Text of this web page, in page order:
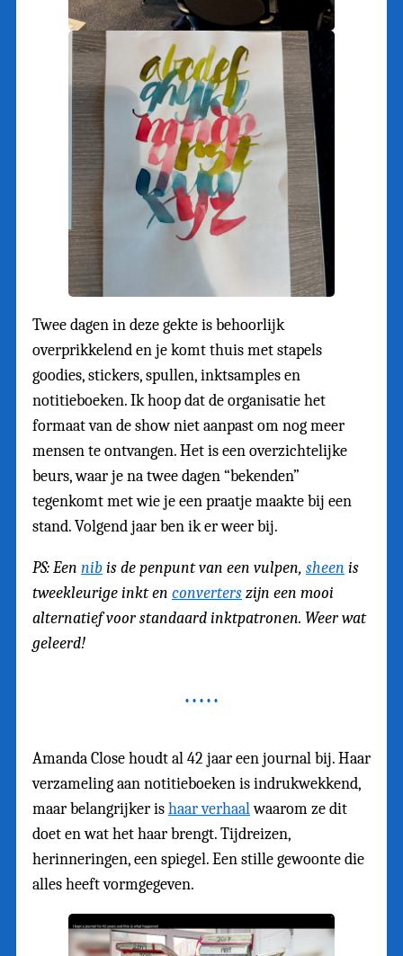
Twee dagen in deze gekte is behoorlijk
overprikkelend en je komt thuis met stapels
goodies, stickers, spullen, inktsamples en
notitieboeken. Ik hoop dat de organisatie het
formaat van de show niet aanpast om nog meer
mensen te ontvangen. Het is een overzichtelijke
beurs, waar je na twee dagen “bekenden”
tegenkomt met wie je een praatje maakte bij een
stand. Volgend jaar ben ik er weer bij.
PS: Een nibis de penpunt van een vulpen, sheen is
tweekleurige inkt en converterszijn een mooi
alternatief voor standaard inktpatronen. Weer wat
geleerd!
Amanda Close houdt al 42 jaar een journal bij. Haar
verzameling aan notitieboeken is indrukwekkend,
maar belangrijker ishaar verhaalwaarom ze dit
doet en wat het haar brengt. Tijdreizen,
herinneringen, een spiegel. Een stille gewoonte die
alles heeft vormgegeven.